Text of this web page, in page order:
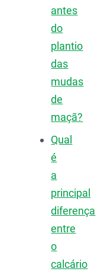
antes
do
plantio
das
mudas
de
maçã?
Qual
é
a
principal
diferença
entre
o
calcário